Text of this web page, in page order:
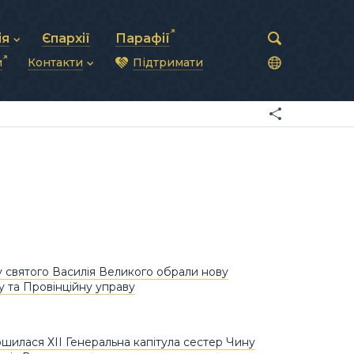
рада
та комунікації
Єпархії Парафії
Контакти
Синоди Єпископів
Підтримати
Василія Великого обрали нову
та Провінційну управу
ХІІ Генеральна капітула сестер Чину